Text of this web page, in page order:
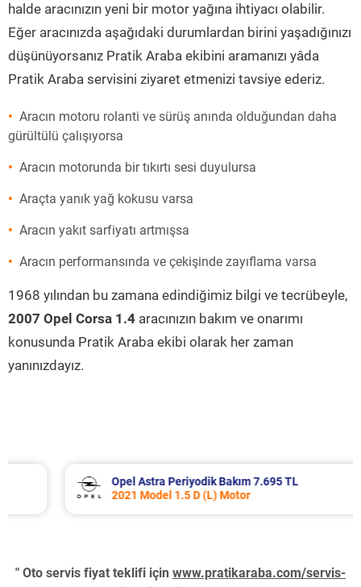
halde aracınızın yeni bir motor yağına ihtiyacı olabilir.
Eğer aracınızda aşağıdaki durumlardan birini yaşadığınızı
düşünüyorsanız Pratik Araba ekibini aramanızı yâda
Pratik Araba servisini ziyaret etmenizi tavsiye ederiz.
Aracın motoru rolanti ve sürüş anında olduğundan daha
gürültülü çalışıyorsa
Aracın motorunda bir tıkırtı sesi duyulursa
Araçta yanık yağ kokusu varsa
Aracın yakıt sarfiyatı artmışsa
Aracın performansında ve çekişinde zayıflama varsa
1968 yılından bu zamana edindiğimiz bilgi ve tecrübeyle,
2007 Opel Corsa 1.4 aracınızın bakım ve onarımı
konusunda Pratik Araba ekibi olarak her zaman
yanınızdayız.
Opel Astra Periyodik Bakım 7.695 TL
2021 Model 1.5 D (L) Motor
" Oto servis fiyat teklifi için www.pratikaraba.com/servis-